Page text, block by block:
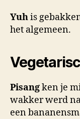
Yuhis
het algemeen.
Pisangken je
wakker werd
een